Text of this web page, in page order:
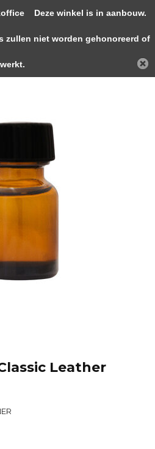
Leather
Deze winkel is in aanbouw.
zullen niet worden gehonoreerd of